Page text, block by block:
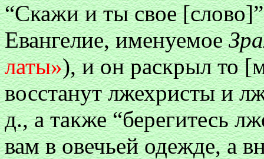
“Скажи и ты свое
Евангелие, именуемое
латы»), и он раскрыл то
восстанут лжехристы и
д., а также “берегитесь
вам в овечьей одежде, а